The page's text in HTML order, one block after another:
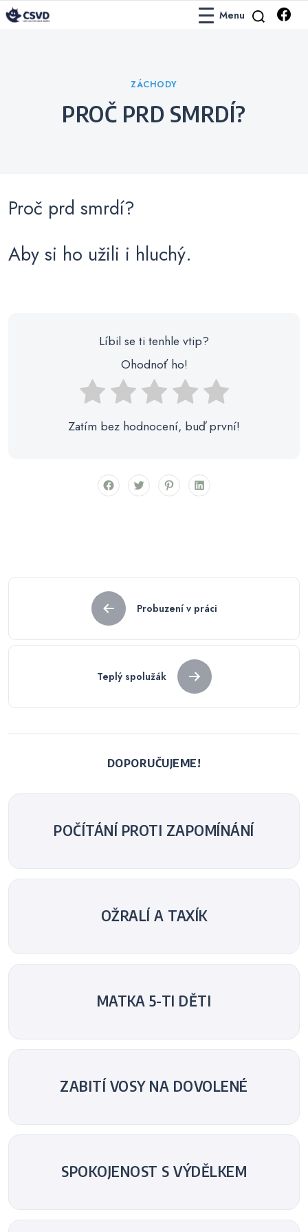
Menu
Categories
ZÁCHODY
PROČ PRD SMRDÍ?
Proč prd smrdí?
Aby si ho užili i hluchý.
Líbil se ti tenhle vtip?
Ohodnoť ho!
Zatím bez hodnocení, buď první!
Navigace
pro
příspěvek
Probuzení v práci
Teplý spolužák
DOPORUČUJEME!
POČÍTÁNÍ PROTI ZAPOMÍNÁNÍ
OŽRALÍ A TAXÍK
MATKA 5-TI DĚTI
ZABITÍ VOSY NA DOVOLENÉ
SPOKOJENOST S VÝDĚLKEM